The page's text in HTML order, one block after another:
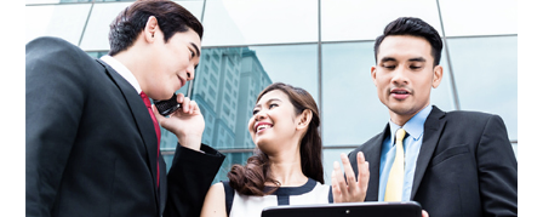
当事務所に依頼するメリット
経営革新計画取得支援
経営革新計画の内容
計画を立てることで見えてくるもの
承認のメリット
承認要件